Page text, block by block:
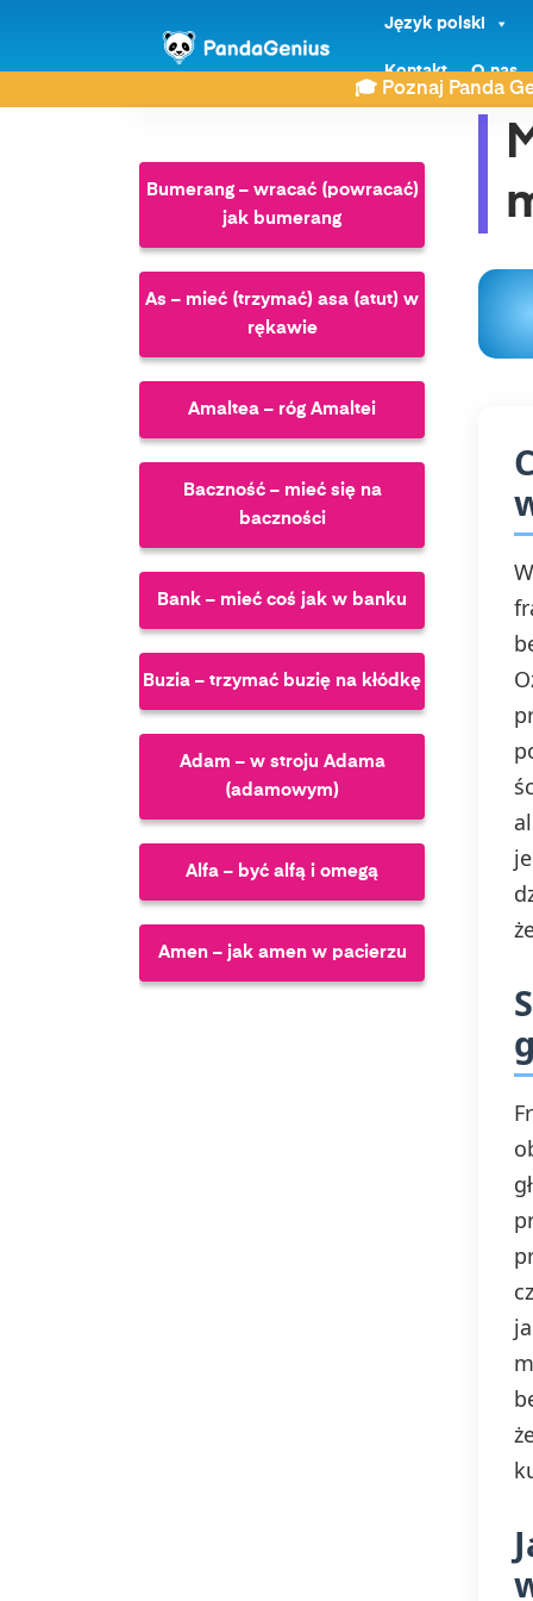
Język polski
Kontakt O nas
🎓 Poznaj Panda
ZDAY Słownik związków frazeologicznych
Bumerang – wracać (powracać)
jak bumerang
As – mieć (trzymać) asa (atut) w
rękawie
Amaltea – róg Amaltei
Baczność – mieć się na
baczności
Bank – mieć coś jak w banku
Buzia – trzymać buzię na kłódkę
Adam – w stroju Adama
(adamowym)
Alfa – być alfą i omegą
Amen – jak amen w pacierzu